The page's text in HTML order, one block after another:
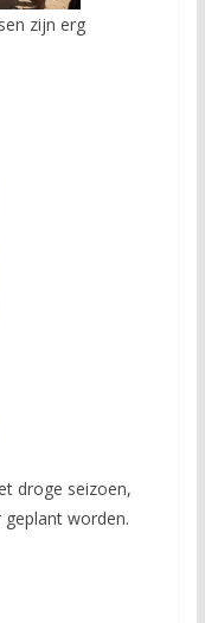
zijn erg
droge seizoen,
worden.